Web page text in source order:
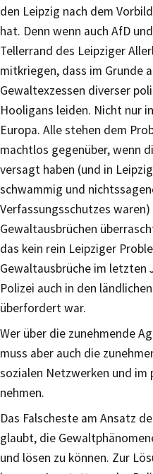
den Leipzig nach dem
hat. Denn wenn auch AfD
Tellerrand des Leipziger
mitkriegen, dass im Grunde
Gewaltexzessen diverser
Hooligans leiden. Nicht nur
Europa. Alle stehen dem
machtlos gegenüber, wenn
versagt haben (und in
schwammig und
Verfassungsschutzes
Gewaltausbrüchen
das kein rein Leipziger
Gewaltausbrüche im letzten
Polizei auch in den
überfordert war.
Wer über die zunehmende
muss aber auch die
sozialen Netzwerken und
nehmen.
Das Falscheste am Ansatz
glaubt, die
und lösen zu können. Zur